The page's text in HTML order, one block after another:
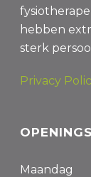
hebben
sterk
Privacy
Maandag